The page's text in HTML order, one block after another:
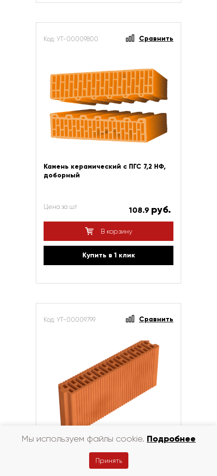
Код: УТ-00009800 Сравнить
Камень керамический с ПГС 7,2 НФ,
доборный
Цена за шт 108.9 руб.
В корзину
Купить в 1 клик
Код: УТ-00009799 Сравнить
Мы используем файлы cookie. Подробнее
Принять